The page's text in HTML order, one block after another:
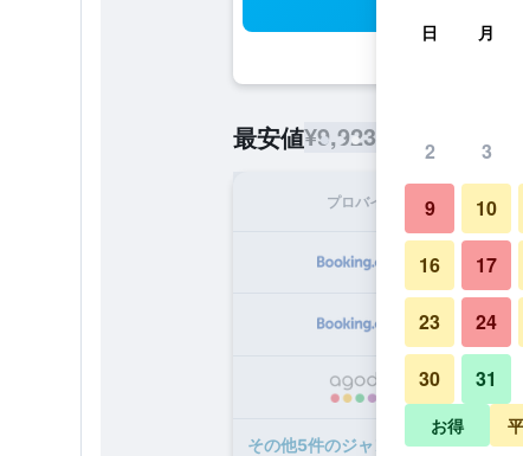
最安値¥9,923 1泊あたりの宿
プロバイダ 1
その他5​件のジャングル ヒル ビーチ
日 月
2 3
9 10
16 17
23 24
30 31
お得